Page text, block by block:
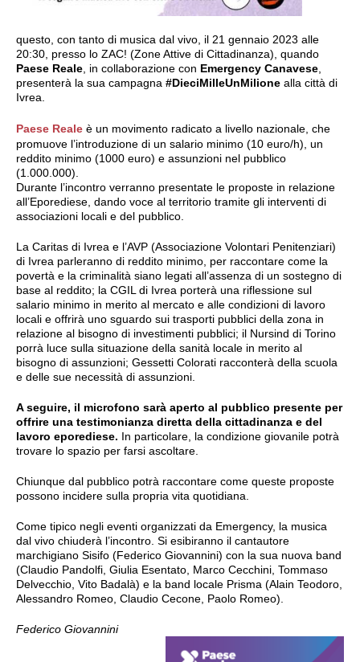
questo, con tanto di musica dal vivo, il 21 gennaio 2023 alle
20:30, presso lo ZAC! (Zone Attive di Cittadinanza), quando
Paese Reale , in collaborazione con Emergency Canavese
presenterà la sua campagna #DieciMilleUnMilione alla città di
Ivrea.
Paese Reale è un movimento radicato a livello nazionale, che
promuove l’introduzione di un salario minimo (10 euro/h), un
reddito minimo (1000 euro) e assunzioni nel pubblico
(1.000.000).
Durante l’incontro verranno presentate le proposte in relazione
all’Eporediese, dando voce al territorio tramite gli interventi di
associazioni locali e del pubblico.
La Caritas di Ivrea e l’AVP (Associazione Volontari Penitenziari)
di Ivrea parleranno di reddito minimo, per raccontare come la
povertà e la criminalità siano legati all’assenza di un sostegno di
base al reddito; la CGIL di Ivrea porterà una riflessione sul
salario minimo in merito al mercato e alle condizioni di lavoro
locali e offrirà uno sguardo sui trasporti pubblici della zona in
relazione al bisogno di investimenti pubblici; il Nursind di Torino
porrà luce sulla situazione della sanità locale in merito al
bisogno di assunzioni; Gessetti Colorati racconterà della scuola
e delle sue necessità di assunzioni.
A seguire, il microfono sarà aperto al pubblico presente per
offrire una testimonianza diretta della cittadinanza e del
lavoro eporediese. In particolare, la condizione giovanile potrà
trovare lo spazio per farsi ascoltare.
Chiunque dal pubblico potrà raccontare come queste proposte
possono incidere sulla propria vita quotidiana.
Come tipico negli eventi organizzati da Emergency, la musica
dal vivo chiuderà l’incontro. Si esibiranno il cantautore
marchigiano Sisifo (Federico Giovannini) con la sua nuova band
(Claudio Pandolfi, Giulia Esentato, Marco Cecchini, Tommaso
Delvecchio, Vito Badalà) e la band locale Prisma (Alain Teodoro,
Alessandro Romeo, Claudio Cecone, Paolo Romeo).
Federico Giovannini